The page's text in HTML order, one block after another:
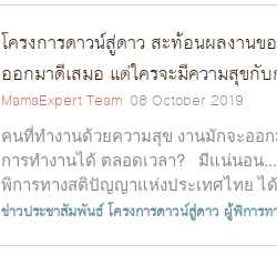
โครงการดาวน์สู่ดาว สะท้อนผลงาน
ออกมาดีเสมอ แต่ใครจะมีความสุขกั
MamaExpert Team 08 October 2019
คนที่ทำงานด้วยความสุข งานมักจะออ
การทำงานได้ ตลอดเวลา? มีแน่นอน
พิการทางสติปัญญาแห่งประเทศไทย ไ
ข่าวประชาสัมพันธ์โครงการดาวน์สู่ดาว ผู้พิการ